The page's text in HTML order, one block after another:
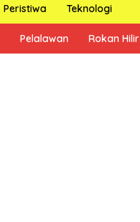
Peristiwa Teknologi
Pelalawan Rokan Hilir